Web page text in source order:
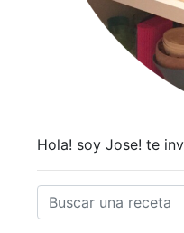
Hola! soy Jose! te